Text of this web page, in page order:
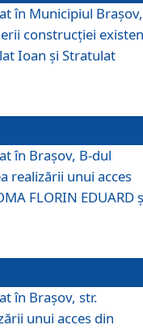
în Municipiul
construcţiei
Ioan şi Stratulat
în Braşov, B-dul
realizării unui acces
FLORIN EDUARD
în Braşov, str.
unui acces din